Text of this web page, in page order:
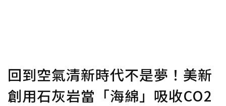
回到空氣清新時代不是夢！美新
創用石灰岩當「海綿」吸收CO2